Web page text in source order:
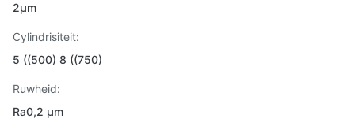
2μm
Cylindrisiteit:
5 ((500) 8 ((750)
Ruwheid:
Ra0,2 μm